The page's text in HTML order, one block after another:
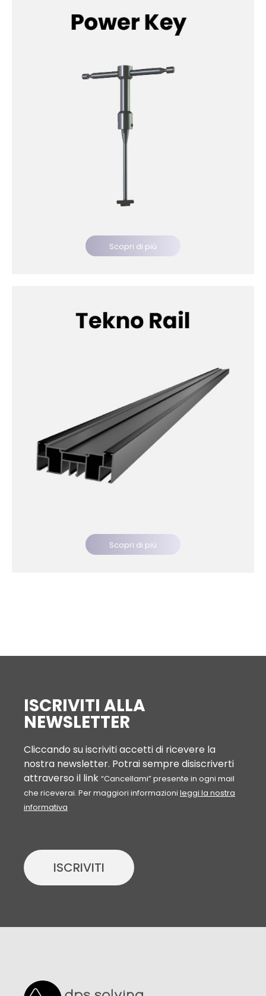
Scopri di più
Scopri di più
ISCRIVITI ALLA
NEWSLETTER
Cliccando su iscriviti accetti di ricevere la
nostra newsletter. Potrai sempre disiscriverti
attraverso il link “Cancellami” presente in ogni mail
che riceverai. Per maggiori informazioni leggi la nostra
informativa
ISCRIVITI